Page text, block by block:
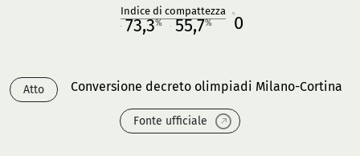
Indice di compattezza
73,3% 55,7% 0
Atto Conversione decreto olimpiadi Milano-Cortina
Fonte ufficiale